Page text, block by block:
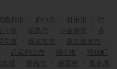
蔵野市 ・ 府中市 ・ 町田市 ・ 稲
川市 ・ 昭島市 ・ 小金井市 ・ 小
立市 ・ 西東京市 ・ 東久留米市
・
・ 武蔵村山市 ・ 福生市 ・
瑞穂町
出町 ・ 青梅市 ・ 檜原村 ・
奥多摩